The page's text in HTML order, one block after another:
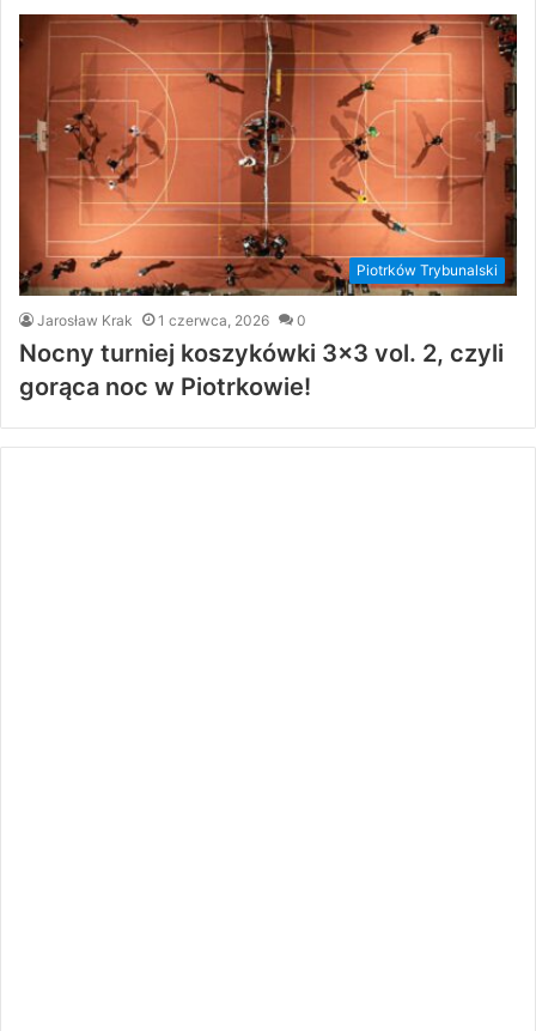
Piotrków Trybunalski
Jarosław Krak 1 czerwca, 2026 0
Nocny turniej koszykówki 3×3 vol. 2, czyli
gorąca noc w Piotrkowie!